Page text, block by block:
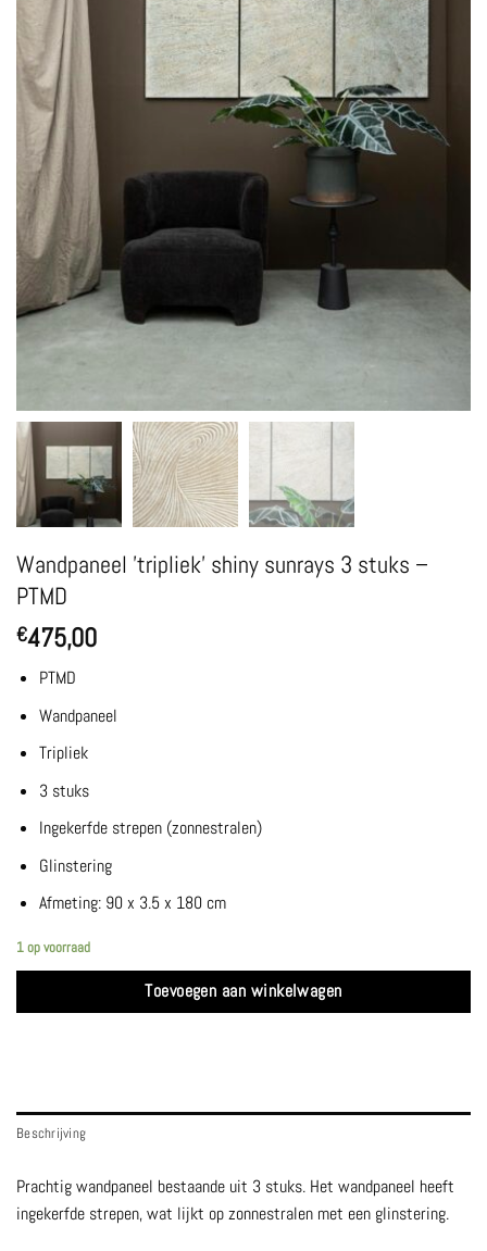
Wandpaneel ’tripliek’ shiny sunrays 3 stuks –
PTMD
€475,00
PTMD
Wandpaneel
Tripliek
3 stuks
Ingekerfde strepen (zonnestralen)
Glinstering
Afmeting: 90 x 3.5 x 180 cm
1 op voorraad
Toevoegen aan winkelwagen
Beschrijving
Prachtig wandpaneel bestaande uit 3 stuks. Het wandpaneel heeft
ingekerfde strepen, wat lijkt op zonnestralen met een glinstering.